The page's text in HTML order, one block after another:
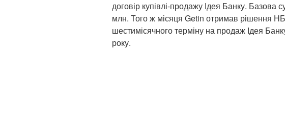
договір купівлі-продажу Ідея Банку. Базова
млн. Того ж місяця Getin отримав рішення
шестимісячного терміну на продаж Ідея
року.